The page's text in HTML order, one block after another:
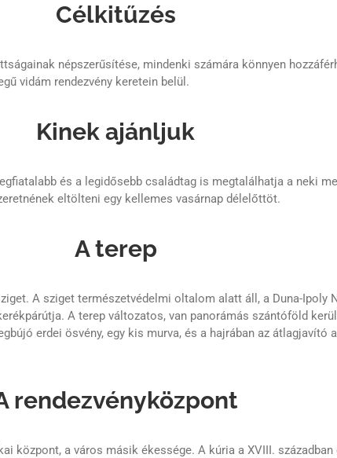
Célkitűzés
népszerűsítése, mindenki számára könnyen
vidám rendezvény keretein belül.
Kinek ajánljuk
és a legidősebb családtag is megtalálhatja a neki
eltölteni egy kellemes vasárnap délelőttöt.
A terep
A sziget természetvédelmi oltalom alatt áll, a Duna-Ipoly
A terep változatos, van panorámás szántóföld
erdei ösvény, egy kis murva, és a hajrában az átlagjavító
rendezvényközpont
központ, a város másik ékessége. A kúria a XVIII.